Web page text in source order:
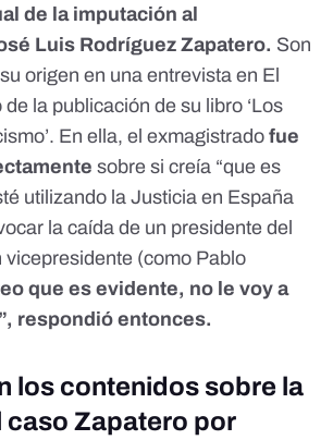
de la imputación al
Luis Rodríguez Zapatero. Son
su origen en una entrevista en El
la publicación de su libro ‘Los
En ella, el exmagistrado fue
sobre si creía “que es
utilizando la Justicia en España
la caída de un presidente del
vicepresidente (como Pablo
que es evidente, no le voy a
respondió entonces.
los contenidos sobre la
caso Zapatero por